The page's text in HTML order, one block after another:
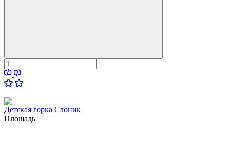
Детская горка Слоник
Площадь